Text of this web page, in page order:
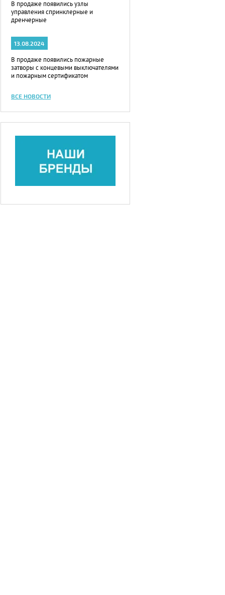
В продаже появились узлы
управления спринклерные и
дренчерные
13.08.2024
В продаже появились пожарные
затворы с концевыми выключателями
и пожарным сертификатом
ВСЕ НОВОСТИ